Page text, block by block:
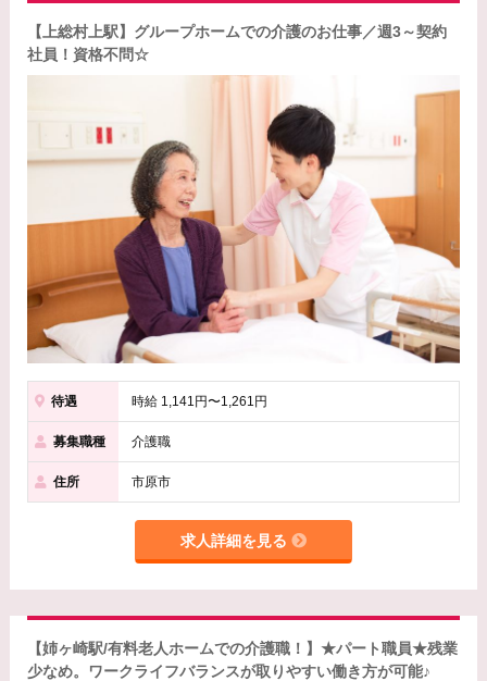
【上総村上駅】グループホームでの介護のお仕事／週3～契約
社員！資格不問☆
待遇 時給 1,141円〜1,261円
募集職種 介護職
住所 市原市
求人詳細を見る
【姉ヶ崎駅/有料老人ホームでの介護職！】★パート職員★残業
少なめ。ワークライフバランスが取りやすい働き方が可能♪